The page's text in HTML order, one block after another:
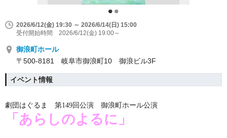
2026/6/12(金) 19:30 ～ 2026/6/14(日) 15:00
受付開始時間 2026/6/12(金) 19:00～
御浪町ホール
〒500-8181 岐阜市御浪町10 御浪ビル3F
イベント情報
劇団はぐるま 第149回公演 御浪町ホール公演
「あらしのよるに 」